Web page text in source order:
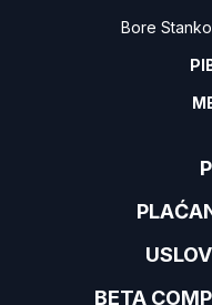
BETA
Bore